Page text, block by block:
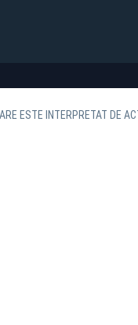
ESTE INTERPRETAT DE